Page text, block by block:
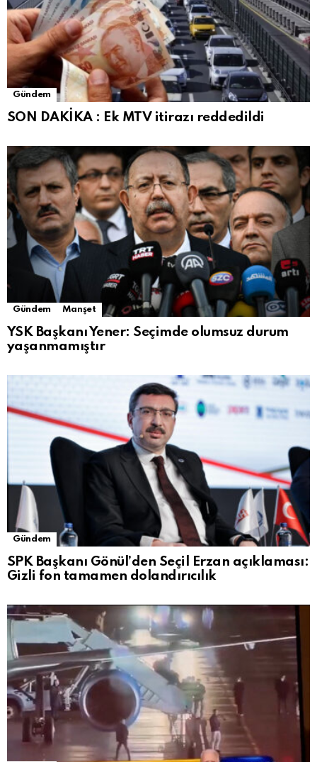
Gündem
SON DAKİKA : Ek MTV itirazı reddedildi
Gündem Manşet
YSK Başkanı Yener: Seçimde olumsuz durum
yaşanmamıştır
Gündem
SPK Başkanı Gönül’den Seçil Erzan açıklaması:
Gizli fon tamamen dolandırıcılık